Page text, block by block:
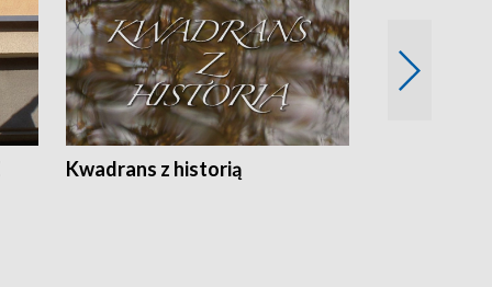
Kwadrans z historią